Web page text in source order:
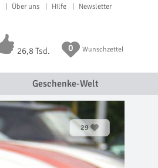
Über uns Hilfe Newsletter
26,8 Tsd. 0 Wunschzettel
Geschenke-Welt
29